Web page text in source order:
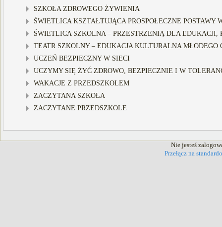
SZKOŁA ZDROWEGO ŻYWIENIA
ŚWIETLICA KSZTAŁTUJĄCA PROSPOŁECZNE POSTAWY
ŚWIETLICA SZKOLNA – PRZESTRZENIĄ DLA EDUKACJI,
TEATR SZKOLNY – EDUKACJA KULTURALNA MŁODEGO
UCZEŃ BEZPIECZNY W SIECI
UCZYMY SIĘ ŻYĆ ZDROWO, BEZPIECZNIE I W
WAKACJE Z PRZEDSZKOLEM
ZACZYTANA SZKOŁA
ZACZYTANE PRZEDSZKOLE
Nie jesteś
Przełącz na